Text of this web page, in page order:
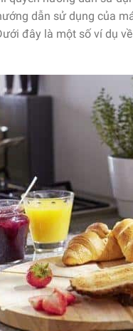
dẫn sử dụng của
đây là một số ví dụ